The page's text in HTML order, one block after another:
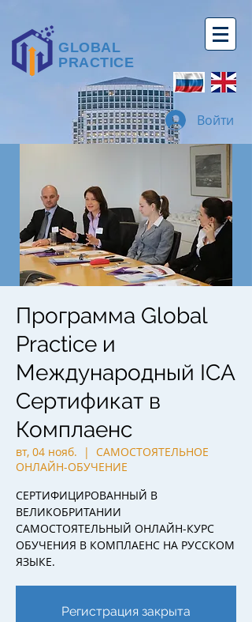
GLOBAL
PRACTICE
Войти
Программа Global
Practice и
Международный ICA
Сертификат в
Комплаенс
вт, 04 нояб.
  |
САМОСТОЯТЕЛЬНОЕ
ОНЛАЙН-ОБУЧЕНИЕ
СЕРТИФИЦИРОВАННЫЙ В
ВЕЛИКОБРИТАНИИ
САМОСТОЯТЕЛЬНЫЙ ОНЛАЙН-КУРС
ОБУЧЕНИЯ В КОМПЛАЕНС НА РУССКОМ
ЯЗЫКЕ.
Регистрация закрыта